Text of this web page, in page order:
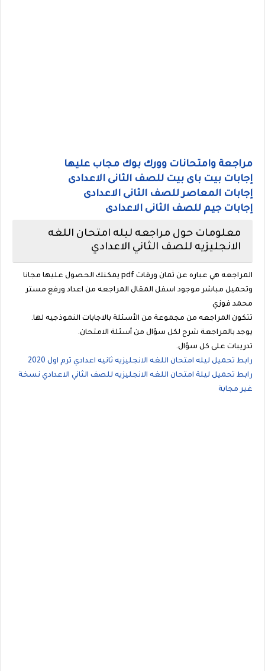
مراجعة وامتحانات وورك بوك مجاب عليها
إجابات بيت باى بيت للصف الثانى الاعدادى
إجابات المعاصر للصف الثانى الاعدادى
إجابات جيم للصف الثانى الاعدادى
معلومات حول مراجعه ليله امتحان اللغه
الانجليزيه للصف الثاني الاعدادي
المراجعه هي عباره عن ثمان ورقات pdf يمكنك الحصول عليها مجانا
وتحميل مباشر موجود اسفل المقال المراجعه من اعداد ورفع مستر
محمد فوزي
تتكون المراجعه من مجموعة من الأسئلة بالاجابات النموذجيه لها.
يوجد بالمراجعة شرح لكل سؤال من أسئلة الامتحان.
تدريبات على كل سؤال.
رابط تحميل ليله امتحان اللغه الانجليزيه ثانيه اعدادي ترم اول 2020
رابط تحميل ليلة امتحان اللغه الانجليزيه للصف الثاني الاعدادي نسخة
غير مجابة